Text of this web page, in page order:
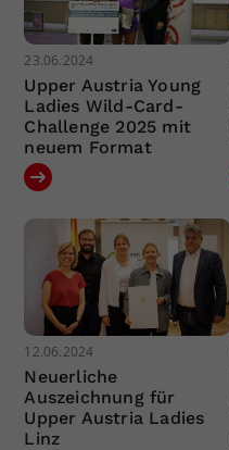
23.06.2024
Upper Austria Young
Ladies Wild-Card-
Challenge 2025 mit
neuem Format
12.06.2024
Neuerliche
Auszeichnung für
Upper Austria Ladies
Linz